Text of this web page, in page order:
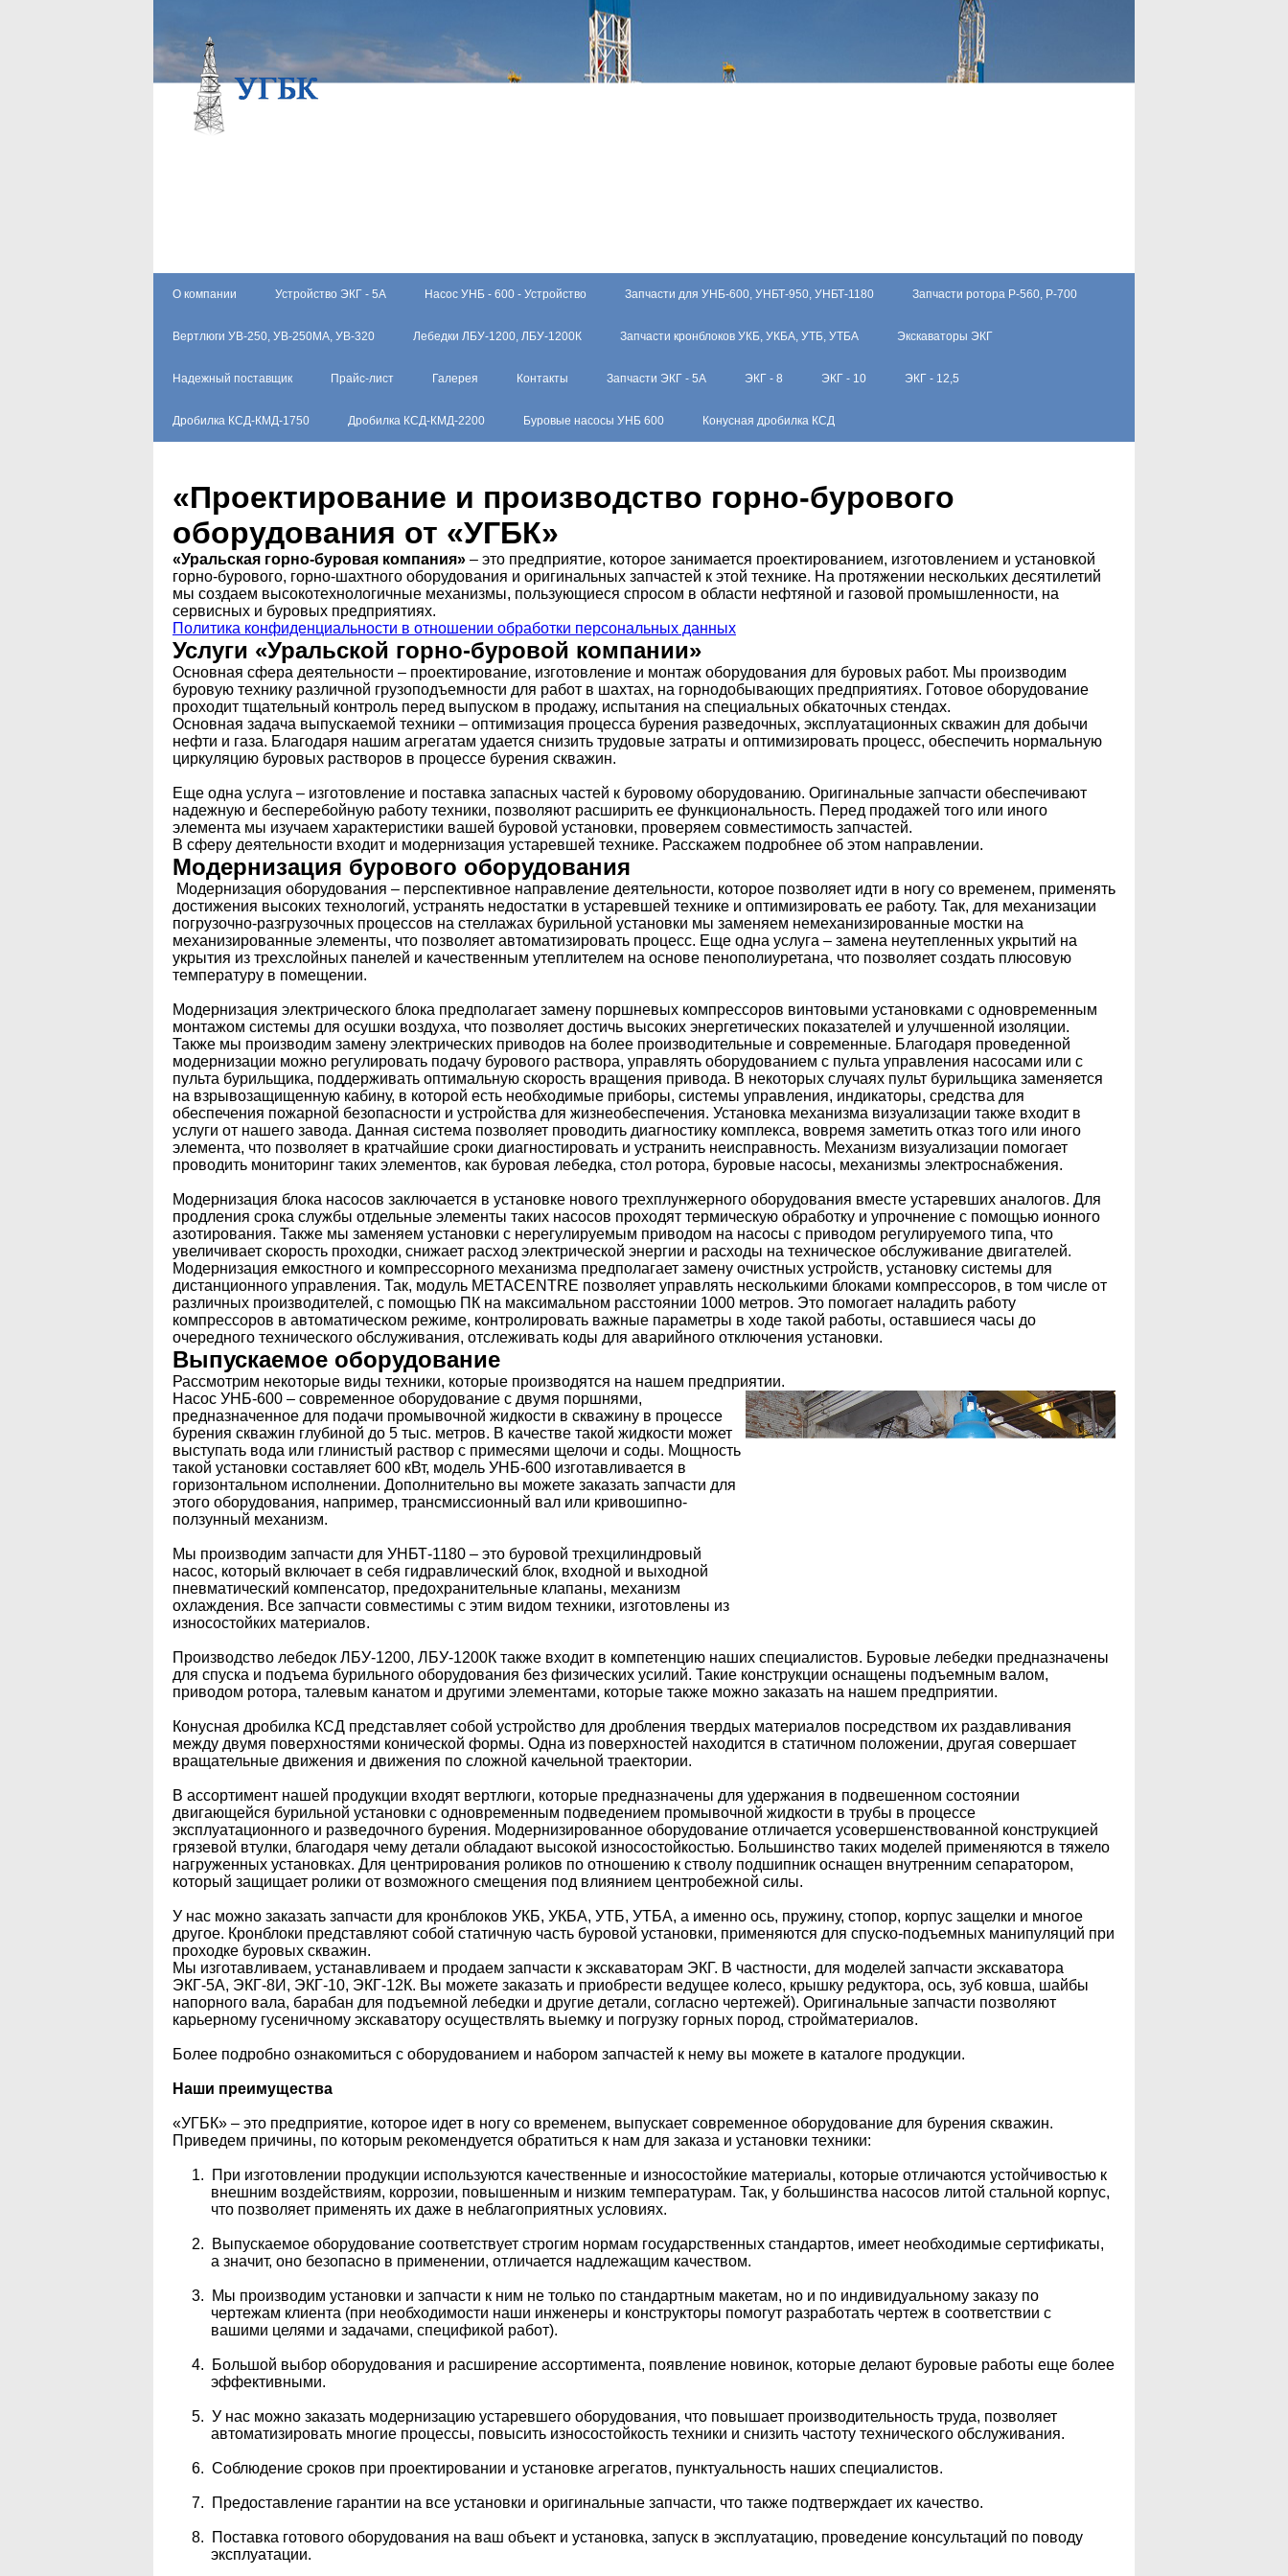
О компании Устройство ЭКГ - 5А Насос УНБ - 600 - Устройство Запчасти для УНБ-600, УНБТ-950, УНБТ-1180 Запчасти ротора Р-560, Р-700
Вертлюги УВ-250, УВ-250МА, УВ-320 Лебедки ЛБУ-1200, ЛБУ-1200К Запчасти кронблоков УКБ, УКБА, УТБ, УТБА Экскаваторы ЭКГ
Надежный поставщик Прайс-лист Галерея Контакты Запчасти ЭКГ - 5А ЭКГ - 8 ЭКГ - 10 ЭКГ - 12,5
Дробилка КСД-КМД-1750 Дробилка КСД-КМД-2200 Буровые насосы УНБ 600 Конусная дробилка КСД
«Проектирование и производство горно-бурового
оборудования от «УГБК»
«Уральская горно-буровая компания» – это предприятие, которое занимается проектированием, изготовлением и установкой
горно-бурового, горно-шахтного оборудования и оригинальных запчастей к этой технике. На протяжении нескольких десятилетий
мы создаем высокотехнологичные механизмы, пользующиеся спросом в области нефтяной и газовой промышленности, на
сервисных и буровых предприятиях.
Политика конфиденциальности в отношении обработки персональных данных
Услуги «Уральской горно-буровой компании»
Основная сфера деятельности – проектирование, изготовление и монтаж оборудования для буровых работ. Мы производим
буровую технику различной грузоподъемности для работ в шахтах, на горнодобывающих предприятиях. Готовое оборудование
проходит тщательный контроль перед выпуском в продажу, испытания на специальных обкаточных стендах.
Основная задача выпускаемой техники – оптимизация процесса бурения разведочных, эксплуатационных скважин для добычи
нефти и газа. Благодаря нашим агрегатам удается снизить трудовые затраты и оптимизировать процесс, обеспечить нормальную
циркуляцию буровых растворов в процессе бурения скважин.
Еще одна услуга – изготовление и поставка запасных частей к буровому оборудованию. Оригинальные запчасти обеспечивают
надежную и бесперебойную работу техники, позволяют расширить ее функциональность. Перед продажей того или иного
элемента мы изучаем характеристики вашей буровой установки, проверяем совместимость запчастей.
В сферу деятельности входит и модернизация устаревшей технике. Расскажем подробнее об этом направлении.
Модернизация бурового оборудования
Модернизация оборудования – перспективное направление деятельности, которое позволяет идти в ногу со временем, применять
достижения высоких технологий, устранять недостатки в устаревшей технике и оптимизировать ее работу. Так, для механизации
погрузочно-разгрузочных процессов на стеллажах бурильной установки мы заменяем немеханизированные мостки на
механизированные элементы, что позволяет автоматизировать процесс. Еще одна услуга – замена неутепленных укрытий на
укрытия из трехслойных панелей и качественным утеплителем на основе пенополиуретана, что позволяет создать плюсовую
температуру в помещении.
Модернизация электрического блока предполагает замену поршневых компрессоров винтовыми установками с одновременным
монтажом системы для осушки воздуха, что позволяет достичь высоких энергетических показателей и улучшенной изоляции.
Также мы производим замену электрических приводов на более производительные и современные. Благодаря проведенной
модернизации можно регулировать подачу бурового раствора, управлять оборудованием с пульта управления насосами или с
пульта бурильщика, поддерживать оптимальную скорость вращения привода. В некоторых случаях пульт бурильщика заменяется
на взрывозащищенную кабину, в которой есть необходимые приборы, системы управления, индикаторы, средства для
обеспечения пожарной безопасности и устройства для жизнеобеспечения. Установка механизма визуализации также входит в
услуги от нашего завода. Данная система позволяет проводить диагностику комплекса, вовремя заметить отказ того или иного
элемента, что позволяет в кратчайшие сроки диагностировать и устранить неисправность. Механизм визуализации помогает
проводить мониторинг таких элементов, как буровая лебедка, стол ротора, буровые насосы, механизмы электроснабжения.
Модернизация блока насосов заключается в установке нового трехплунжерного оборудования вместе устаревших аналогов. Для
продления срока службы отдельные элементы таких насосов проходят термическую обработку и упрочнение с помощью ионного
азотирования. Также мы заменяем установки с нерегулируемым приводом на насосы с приводом регулируемого типа, что
увеличивает скорость проходки, снижает расход электрической энергии и расходы на техническое обслуживание двигателей.
Модернизация емкостного и компрессорного механизма предполагает замену очистных устройств, установку системы для
дистанционного управления. Так, модуль METACENTRE позволяет управлять несколькими блоками компрессоров, в том числе от
различных производителей, с помощью ПК на максимальном расстоянии 1000 метров. Это помогает наладить работу
компрессоров в автоматическом режиме, контролировать важные параметры в ходе такой работы, оставшиеся часы до
очередного технического обслуживания, отслеживать коды для аварийного отключения установки.
Выпускаемое оборудование
Рассмотрим некоторые виды техники, которые производятся на нашем предприятии.
Насос УНБ-600 – современное оборудование с двумя поршнями,
предназначенное для подачи промывочной жидкости в скважину в процессе
бурения скважин глубиной до 5 тыс. метров. В качестве такой жидкости может
выступать вода или глинистый раствор с примесями щелочи и соды. Мощность
такой установки составляет 600 кВт, модель УНБ-600 изготавливается в
горизонтальном исполнении. Дополнительно вы можете заказать запчасти для
этого оборудования, например, трансмиссионный вал или кривошипно-
ползунный механизм.
Мы производим запчасти для УНБТ-1180 – это буровой трехцилиндровый
насос, который включает в себя гидравлический блок, входной и выходной
пневматический компенсатор, предохранительные клапаны, механизм
охлаждения. Все запчасти совместимы с этим видом техники, изготовлены из
износостойких материалов.
Производство лебедок ЛБУ-1200, ЛБУ-1200К также входит в компетенцию наших специалистов. Буровые лебедки предназначены
для спуска и подъема бурильного оборудования без физических усилий. Такие конструкции оснащены подъемным валом,
приводом ротора, талевым канатом и другими элементами, которые также можно заказать на нашем предприятии.
Конусная дробилка КСД представляет собой устройство для дробления твердых материалов посредством их раздавливания
между двумя поверхностями конической формы. Одна из поверхностей находится в статичном положении, другая совершает
вращательные движения и движения по сложной качельной траектории.
В ассортимент нашей продукции входят вертлюги, которые предназначены для удержания в подвешенном состоянии
двигающейся бурильной установки с одновременным подведением промывочной жидкости в трубы в процессе
эксплуатационного и разведочного бурения. Модернизированное оборудование отличается усовершенствованной конструкцией
грязевой втулки, благодаря чему детали обладают высокой износостойкостью. Большинство таких моделей применяются в тяжело
нагруженных установках. Для центрирования роликов по отношению к стволу подшипник оснащен внутренним сепаратором,
который защищает ролики от возможного смещения под влиянием центробежной силы.
У нас можно заказать запчасти для кронблоков УКБ, УКБА, УТБ, УТБА, а именно ось, пружину, стопор, корпус защелки и многое
другое. Кронблоки представляют собой статичную часть буровой установки, применяются для спуско-подъемных манипуляций при
проходке буровых скважин.
Мы изготавливаем, устанавливаем и продаем запчасти к экскаваторам ЭКГ. В частности, для моделей запчасти экскаватора
ЭКГ-5А, ЭКГ-8И, ЭКГ-10, ЭКГ-12К. Вы можете заказать и приобрести ведущее колесо, крышку редуктора, ось, зуб ковша, шайбы
напорного вала, барабан для подъемной лебедки и другие детали, согласно чертежей). Оригинальные запчасти позволяют
карьерному гусеничному экскаватору осуществлять выемку и погрузку горных пород, стройматериалов.
Более подробно ознакомиться с оборудованием и набором запчастей к нему вы можете в каталоге продукции.
Наши преимущества
«УГБК» – это предприятие, которое идет в ногу со временем, выпускает современное оборудование для бурения скважин.
Приведем причины, по которым рекомендуется обратиться к нам для заказа и установки техники:
1. При изготовлении продукции используются качественные и износостойкие материалы, которые отличаются устойчивостью к
внешним воздействиям, коррозии, повышенным и низким температурам. Так, у большинства насосов литой стальной корпус,
что позволяет применять их даже в неблагоприятных условиях.
2. Выпускаемое оборудование соответствует строгим нормам государственных стандартов, имеет необходимые сертификаты,
а значит, оно безопасно в применении, отличается надлежащим качеством.
3. Мы производим установки и запчасти к ним не только по стандартным макетам, но и по индивидуальному заказу по
чертежам клиента (при необходимости наши инженеры и конструкторы помогут разработать чертеж в соответствии с
вашими целями и задачами, спецификой работ).
4. Большой выбор оборудования и расширение ассортимента, появление новинок, которые делают буровые работы еще более
эффективными.
5. У нас можно заказать модернизацию устаревшего оборудования, что повышает производительность труда, позволяет
автоматизировать многие процессы, повысить износостойкость техники и снизить частоту технического обслуживания.
6. Соблюдение сроков при проектировании и установке агрегатов, пунктуальность наших специалистов.
7. Предоставление гарантии на все установки и оригинальные запчасти, что также подтверждает их качество.
8. Поставка готового оборудования на ваш объект и установка, запуск в эксплуатацию, проведение консультаций по поводу
эксплуатации.